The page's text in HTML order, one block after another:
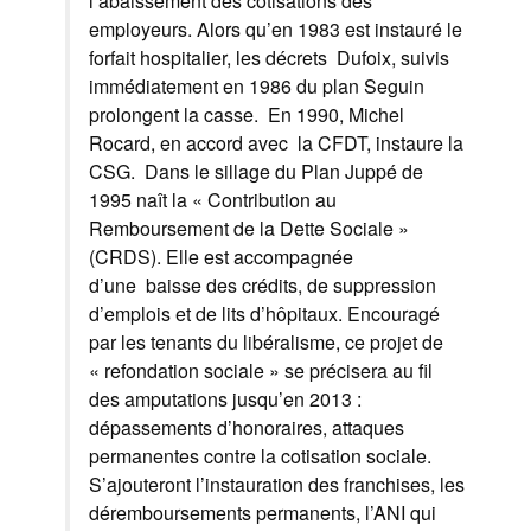
employeurs. Alors qu’en 1983 est instauré le
forfait hospitalier, les décrets Dufoix, suivis
immédiatement en 1986 du plan Seguin
prolongent la casse. En 1990, Michel
Rocard, en accord avec la CFDT, instaure la
CSG. Dans le sillage du Plan Juppé de
1995 naît la « Contribution au
Remboursement de la Dette Sociale »
(CRDS). Elle est accompagnée
d’une baisse des crédits, de suppression
d’emplois et de lits d’hôpitaux. Encouragé
par les tenants du libéralisme, ce projet de
« refondation sociale » se précisera au fil
des amputations jusqu’en 2013 :
dépassements d’honoraires, attaques
permanentes contre la cotisation sociale.
S’ajouteront l’instauration des franchises, les
déremboursements permanents, l’ANI qui